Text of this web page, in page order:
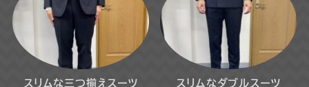
スリムな三つ揃えスーツ スリムなダブルスーツ